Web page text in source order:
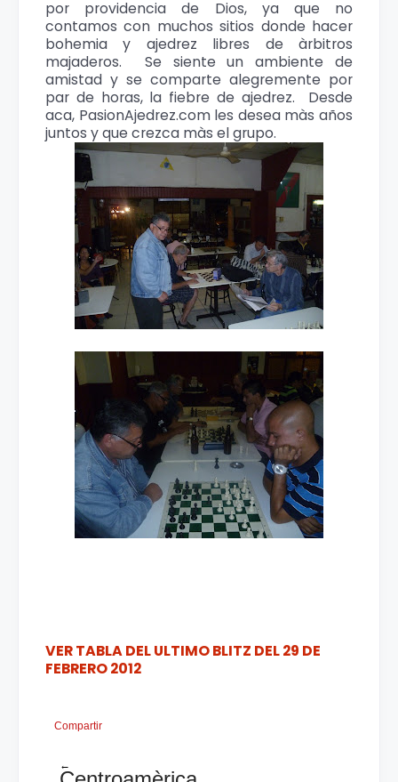
por providencia de Dios, ya que no
contamos con muchos sitios donde hacer
bohemia y ajedrez libres de àrbitros
majaderos. Se siente un ambiente de
amistad y se comparte alegremente por
par de horas, la fiebre de ajedrez. Desde
aca, PasionAjedrez.com les desea màs años
juntos y que crezca màs el grupo.
VER TABLA DEL ULTIMO BLITZ DEL 29 DE
FEBRERO 2012
Compartir
←